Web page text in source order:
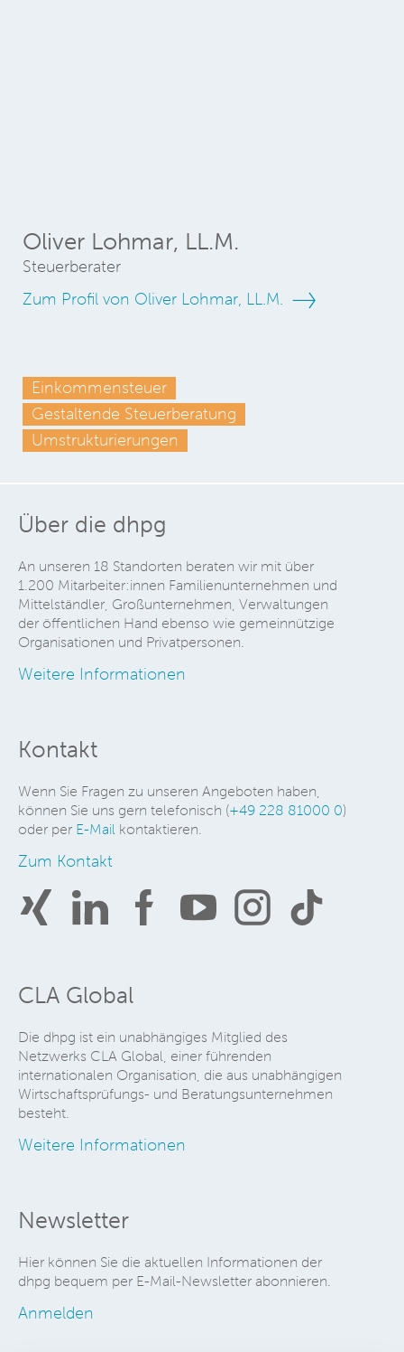
Oliver Lohmar, LL.M.
Steuerberater
Zum Profil von Oliver Lohmar, LL.M.
Einkommensteuer
Gestaltende Steuerberatung
Umstrukturierungen
Über die dhpg
An unseren 18 Standorten beraten wir mit über
1.200 Mitarbeiter:innen Familienunternehmen und
Mittelständler, Großunternehmen, Verwaltungen
der öffentlichen Hand ebenso wie gemeinnützige
Organisationen und Privatpersonen.
Weitere Informationen
Kontakt
Wenn Sie Fragen zu unseren Angeboten haben,
können Sie uns gern telefonisch (+49 228 81000 0)
oder per E-Mail kontaktieren.
Zum Kontakt
CLA Global
Die dhpg ist ein unabhängiges Mitglied des
Netzwerks CLA Global, einer führenden
internationalen Organisation, die aus unabhängigen
Wirtschaftsprüfungs- und Beratungsunternehmen
besteht.
Weitere Informationen
Newsletter
Hier können Sie die aktuellen Informationen der
dhpg bequem per E-Mail-Newsletter abonnieren.
Anmelden